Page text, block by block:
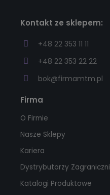
Kontakt ze sklepem:
+48 22 353 11 11
+48 22 353 22 22
bok@firmamtm.pl
Firma
O Firmie
Nasze Sklepy
Kariera
Dystrybutorzy Zagraniczni
Katalogi Produktowe